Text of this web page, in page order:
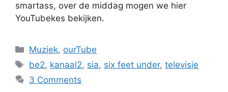
smartass, over de middag mogen we hier
YouTubekes bekijken.
Categories
Muziek, ourTube
Tags
be2, kanaal2, sia, six feet under,televisie
3 Comments